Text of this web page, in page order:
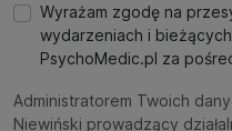
Wyrażam zgodę na
wydarzeniach i
PsychoMedic.pl za
Administratorem Twoich
Niewiński prowadzący